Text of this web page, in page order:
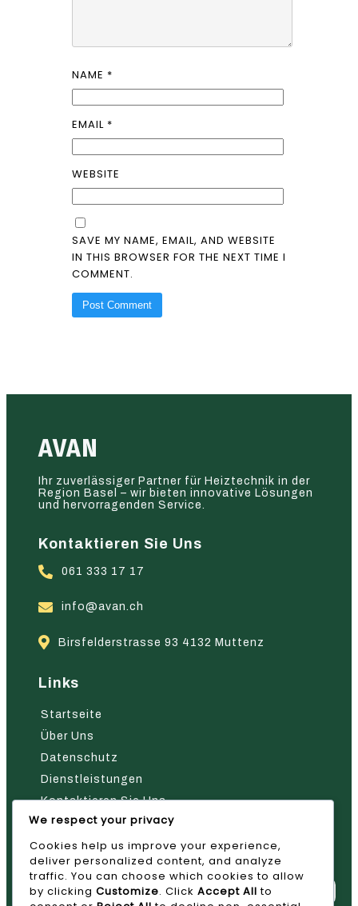
NAME *
EMAIL *
WEBSITE
SAVE MY NAME, EMAIL, AND WEBSITE
IN THIS BROWSER FOR THE NEXT TIME I
COMMENT.
AVAN
Ihr zuverlässiger Partner für Heiztechnik in der
Region Basel – wir bieten innovative Lösungen
und hervorragenden Service.
Kontaktieren Sie Uns
061 333 17 17
info@avan.ch
Birsfelderstrasse 93 4132 Muttenz
Links
Startseite
Über Uns
Datenschutz
Dienstleistungen
Kontaktieren Sie Uns
Nehmen Sie Kontakt Mit Uns Auf
We respect your privacy
Cookies help us improve your experience,
deliver personalized content, and analyze
traffic. You can choose which cookies to allow
by clicking Customize. Click Accept All to